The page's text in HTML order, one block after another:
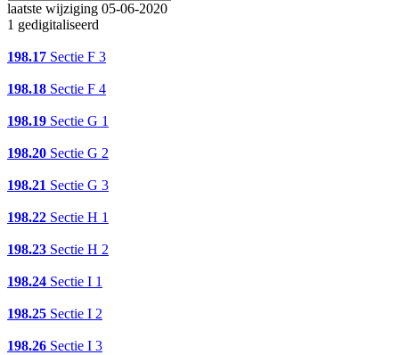
laatste wijziging 05-06-2020
1 gedigitaliseerd
198.17 Sectie F 3
198.18 Sectie F 4
198.19 Sectie G 1
198.20 Sectie G 2
198.21 Sectie G 3
198.22 Sectie H 1
198.23 Sectie H 2
198.24 Sectie I 1
198.25 Sectie I 2
198.26 Sectie I 3